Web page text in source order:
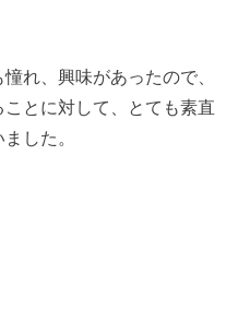
れ、興味があったので、
ことに対して、とても素直
した。